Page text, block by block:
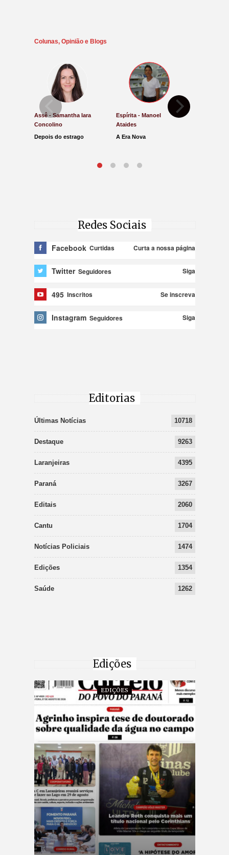
Colunas, Opinião e Blogs
Assê - Samantha Iara
Concolino
Depois do estrago
Espírita - Manoel
Ataides
A Era Nova
Redes Sociais
Facebook Curtidas Curta a nossa página
Twitter Seguidores Siga
495 Inscritos Se inscreva
Instagram Seguidores Siga
Editorias
Últimas Notícias 10718
Destaque 9263
Laranjeiras 4395
Paraná 3267
Editais 2060
Cantu 1704
Notícias Policiais 1474
Edições 1354
Saúde 1262
Edições
EDIÇÕES